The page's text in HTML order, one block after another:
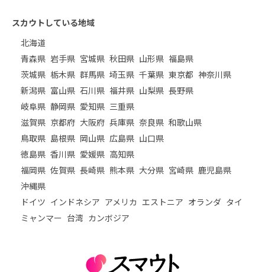
スカウトしている地域
北海道
青森県 岩手県 宮城県 秋田県 山形県 福島県
茨城県 栃木県 群馬県 埼玉県 千葉県 東京都 神奈川県
新潟県 富山県 石川県 福井県 山梨県 長野県
岐阜県 静岡県 愛知県 三重県
滋賀県 京都府 大阪府 兵庫県 奈良県 和歌山県
鳥取県 島根県 岡山県 広島県 山口県
徳島県 香川県 愛媛県 高知県
福岡県 佐賀県 長崎県 熊本県 大分県 宮崎県 鹿児島県
沖縄県
ドイツ インドネシア アメリカ エストニア オランダ タイ
ミャンマー 台湾 カンボジア